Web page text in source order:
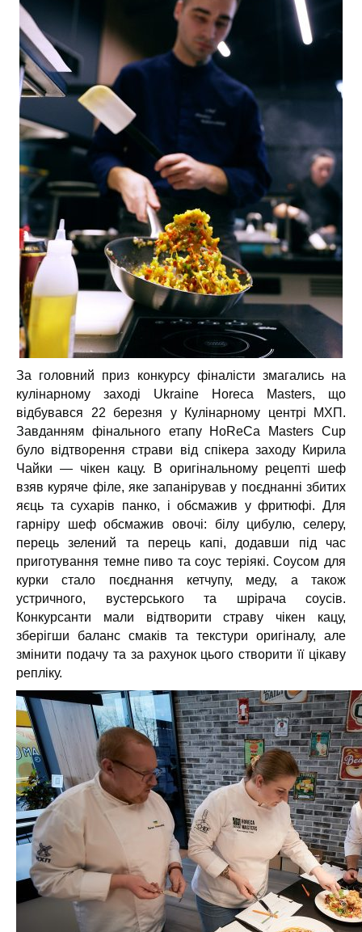
За головний приз конкурсу фіналісти змагались на
кулінарному заході Ukraine Horeca Masters, що
відбувався 22 березня у Кулінарному центрі МХП.
Завданням фінального етапу HoReCa Masters Cup
було відтворення страви від спікера заходу Кирила
Чайки — чікен кацу. В оригінальному рецепті шеф
взяв куряче філе, яке запанірував у поєднанні збитих
яєць та сухарів панко, і обсмажив у фритюфі. Для
гарніру шеф обсмажив овочі: білу цибулю, селеру,
перець зелений та перець капі, додавши під час
приготування темне пиво та соус теріякі. Соусом для
курки стало поєднання кетчупу, меду, а також
устричного, вустерського та шрірача соусів.
Конкурсанти мали відтворити страву чікен кацу,
зберігши баланс смаків та текстури оригіналу, але
змінити подачу та за рахунок цього створити її цікаву
репліку.